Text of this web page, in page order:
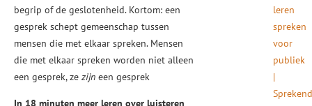
begrip of de geslotenheid. Kortom: een
gesprek schept gemeenschap tussen
mensen die met elkaar spreken. Mensen
die met elkaar spreken worden niet alleen
een gesprek, ze zijn een gesprek
In 18 minuten meer leren over luisteren
leren
spreken
voor
publiek
|